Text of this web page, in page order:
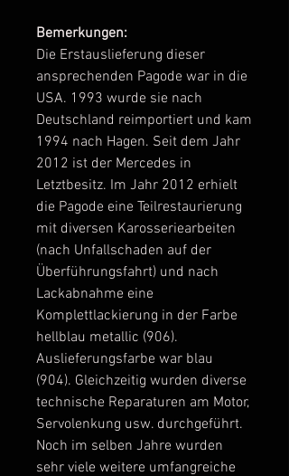
Bemerkungen:
Die Erstauslieferung dieser
ansprechenden Pagode war in die
USA. 1993 wurde sie nach
Deutschland reimportiert und kam
1994 nach Hagen. Seit dem Jahr
2012 ist der Mercedes in
Letztbesitz. Im Jahr 2012 erhielt
die Pagode eine Teilrestaurierung
mit diversen Karosseriearbeiten
(nach Unfallschaden auf der
Überführungsfahrt) und nach
Lackabnahme eine
Komplettlackierung in der Farbe
hellblau metallic (906).
Auslieferungsfarbe war blau
(904). Gleichzeitig wurden diverse
technische Reparaturen am Motor,
Servolenkung usw. durchgeführt.
Noch im selben Jahre wurden
sehr viele weitere umfangreiche